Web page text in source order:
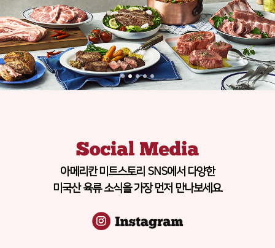
아메리칸 미트스토리 SNS에서 다양한
미국산 육류 소식을 가장 먼저 만나보세요.